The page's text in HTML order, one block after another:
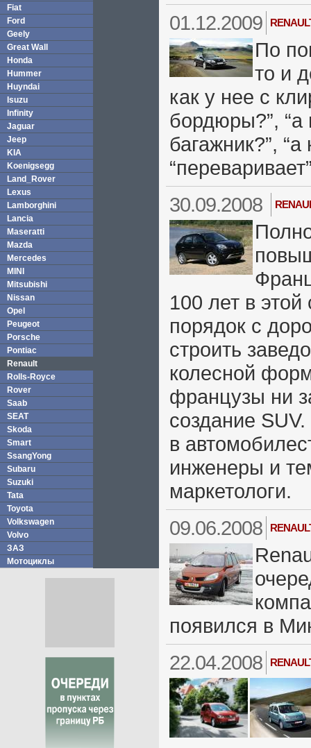
Fiat
Ford
Geely
Great Wall
Honda
Hummer
Huyndai
Isuzu
Infinity
Jaguar
Jeep
KIA
Koenigsegg
Land_Rover
Lexus
Lamborghini
Lancia
Maseratti
Mazda
Mercedes
MINI
Mitsubishi
Nissan
Opel
Peugeot
Porsche
Pontiac
Renault
Rolls-Royce
Rover
Saab
SEAT
Skoda
Smart
SsangYong
Subaru
Suzuki
Tata
Toyota
Volkswagen
Volvo
ЗАЗ
Мотоциклы
01.12.2009
По
то и
как у нее с
бордюры?”,
багажник?”,
30.09.2008
100 лет в этой
порядок с
строить
колесной
французы ни
создание
в
инженеры и
маркетологи.
09.06.2008
появился в
22.04.2008